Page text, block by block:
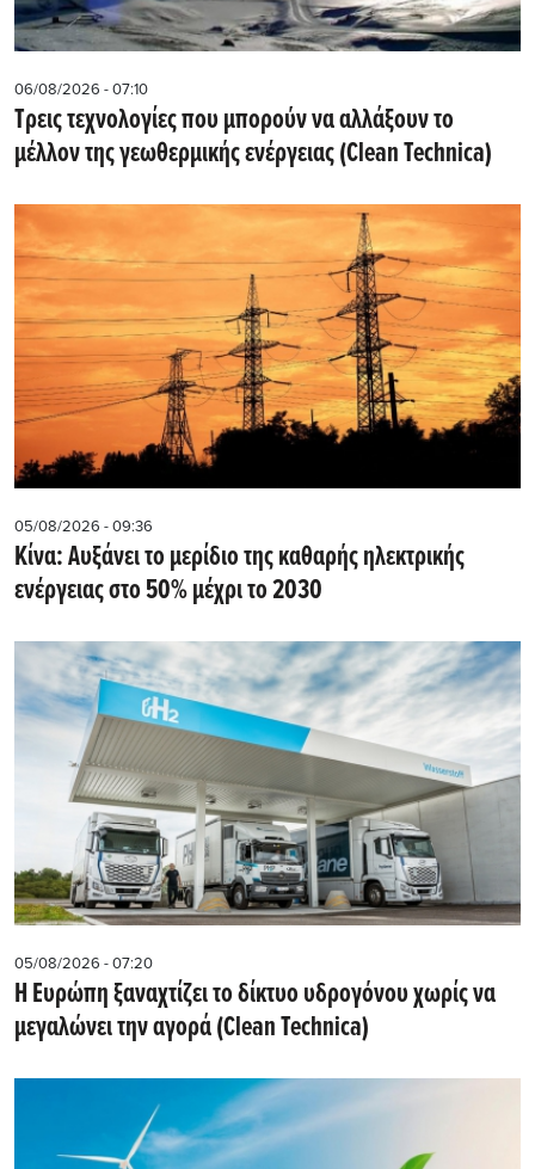
06/08/2026 - 07:10
Τρεις τεχνολογίες που μπορούν να αλλάξουν το
μέλλον της γεωθερμικής ενέργειας (Clean Technica)
05/08/2026 - 09:36
Κίνα: Αυξάνει το μερίδιο της καθαρής ηλεκτρικής
ενέργειας στο 50% μέχρι το 2030
05/08/2026 - 07:20
Η Ευρώπη ξαναχτίζει το δίκτυο υδρογόνου χωρίς να
μεγαλώνει την αγορά (Clean Technica)